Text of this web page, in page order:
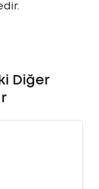
Diğer